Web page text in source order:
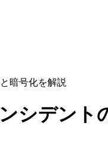
暗号化を解説
シデント